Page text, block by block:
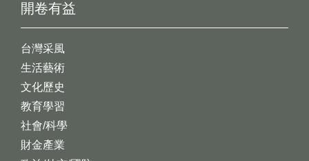
開卷有益
台灣采風
生活藝術
文化歷史
教育學習
社會/科學
財金產業